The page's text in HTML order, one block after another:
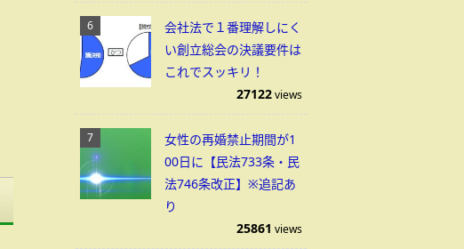
会社法で１番理解しにく
い創立総会の決議要件は
これでスッキリ！
27122views
女性の再婚禁止期間が1
00日に【民法733条・民
法746条改正】※追記あ
り
25861 views